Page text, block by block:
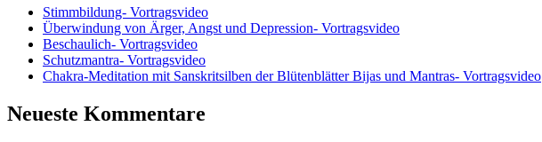
Stimmbildung- Vortragsvideo
Überwindung von Ärger, Angst und Depression- Vortragsvideo
Beschaulich- Vortragsvideo
Schutzmantra- Vortragsvideo
Chakra-Meditation mit Sanskritsilben der Blütenblätter Bijas und Mantras- Vortragsvideo
Neueste Kommentare